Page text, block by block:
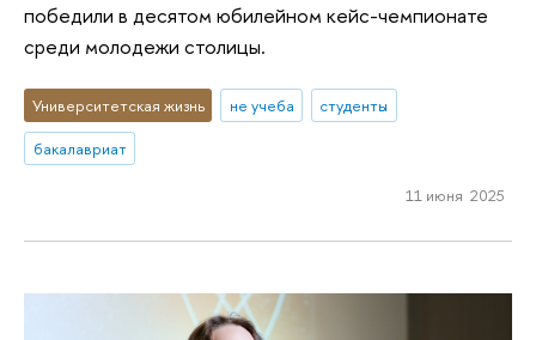
победили в десятом юбилейном кейс-чемпионате
среди молодежи столицы.
Университетская жизнь не учеба
студенты
бакалавриат
11 июня 2025